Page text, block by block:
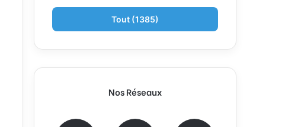
Tout (1385)
Nos Réseaux